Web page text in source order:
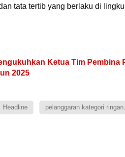
tata tertib yang berlaku di
Ketua Tim Pembina
2025
Headline pelanggaran kategori ringan.